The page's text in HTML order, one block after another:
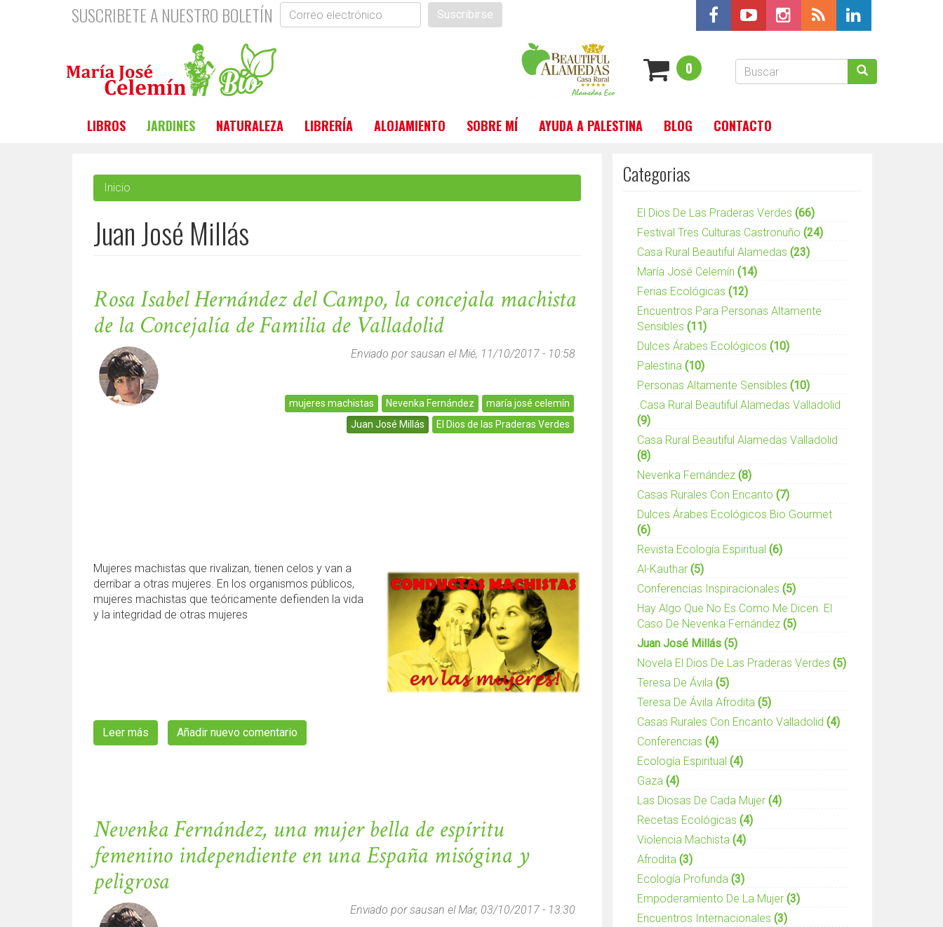
SUSCRIBETE A NUESTRO BOLETÍN Suscribirse
LIBROS JARDINES NATURALEZA LIBRERÍA ALOJAMIENTO SOBRE MÍ AYUDA A PALESTINA BLOG CONTACTO
Formulario
búsqueda
0
Inicio
Juan José Millás
Rosa Isabel Hernández del Campo, la concejala machista
de la Concejalía de Familia de Valladolid
Enviado porsausan el Mié, 11/10/2017 - 10:58
mujeres machistas Nevenka Fernández
maría josé celemín
Juan José Millás
El Dios de las Praderas Verdes
Mujeres machistas que rivalizan, tienen celos y van a
derribar a otras mujeres. En los organismos públicos,
mujeres machistas que teóricamente defienden la vida
y la integridad de otras mujeres
Leer más sobre Rosa Isabel Hernández del Campo, la concejala machista de la Concejalía de Familia de Valladolid
Añadir nuevo comentario
Nevenka Fernández, una mujer bella de espíritu
femenino independiente en una España misógina y
peligrosa
Enviado porsausan el Mar, 03/10/2017 - 13:30
Categorias
El Dios De Las Praderas Verdes (66)
Festival Tres Culturas Castronuño (24)
Casa Rural Beautiful Alamedas (23)
María José Celemín (14)
Ferias Ecológicas (12)
Encuentros Para Personas Altamente
Sensibles (11)
Dulces Árabes Ecológicos (10)
Palestina (10)
Personas Altamente Sensibles (10)
.casa Rural Beautiful Alamedas Valladolid
(9)
Casa Rural Beautiful Alamedas Valladolid
(8)
Nevenka Fernández (8)
Casas Rurales Con Encanto (7)
Dulces Árabes Ecológicos Bio Gourmet
(6)
Revista Ecología Espiritual (6)
Al-Kauthar (5)
Conferencias Inspiracionales (5)
Hay Algo Que No Es Como Me Dicen. El
Caso De Nevenka Fernández (5)
Juan José Millás (5)
Novela El Dios De Las Praderas Verdes (5)
Teresa De Ávila (5)
Teresa De Ávila Afrodita (5)
Casas Rurales Con Encanto Valladolid (4)
Conferencias (4)
Ecología Espiritual (4)
Gaza (4)
Las Diosas De Cada Mujer (4)
Recetas Ecológicas (4)
Violencia Machista (4)
Afrodita (3)
Ecología Profunda (3)
Empoderamiento De La Mujer (3)
Encuentros Internacionales (3)